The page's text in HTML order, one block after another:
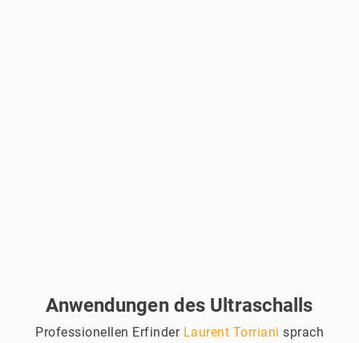
Anwendungen des Ultraschalls
Professionellen Erfinder Laurent Torriani sprach